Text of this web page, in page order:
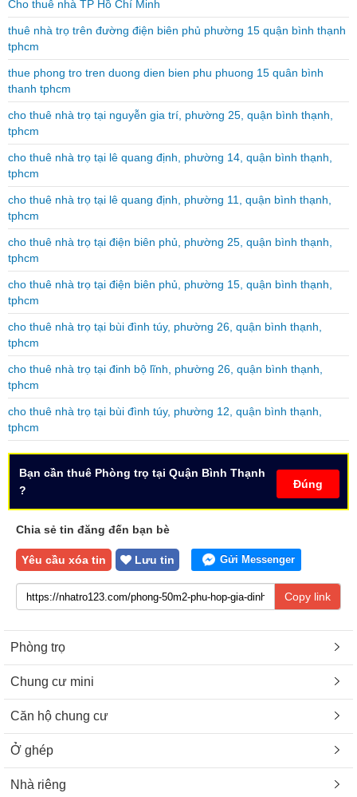
Cho thuê nhà TP Hồ Chí Minh
thuê nhà trọ trên đường điện biên phủ phường 15 quận bình thạnh
tphcm
thue phong tro tren duong dien bien phu phuong 15 quân bình
thanh tphcm
cho thuê nhà trọ tại nguyễn gia trí, phường 25, quận bình thạnh,
tphcm
cho thuê nhà trọ tại lê quang định, phường 14, quận bình thạnh,
tphcm
cho thuê nhà trọ tại lê quang định, phường 11, quận bình thạnh,
tphcm
cho thuê nhà trọ tại điện biên phủ, phường 25, quận bình thạnh,
tphcm
cho thuê nhà trọ tại điện biên phủ, phường 15, quận bình thạnh,
tphcm
cho thuê nhà trọ tại bùi đình túy, phường 26, quận bình thạnh,
tphcm
cho thuê nhà trọ tại đinh bộ lĩnh, phường 26, quận bình thạnh,
tphcm
cho thuê nhà trọ tại bùi đình túy, phường 12, quận bình thạnh,
tphcm
Đúng
Bạn cần thuê Phòng trọ tại Quận Bình Thạnh
?
Chia sẻ tin đăng đến bạn bè
Yêu cầu xóa tin Lưu tin Gửi Messenger
Copy link
Phòng trọ
Chung cư mini
Căn hộ chung cư
Ở ghép
Nhà riêng